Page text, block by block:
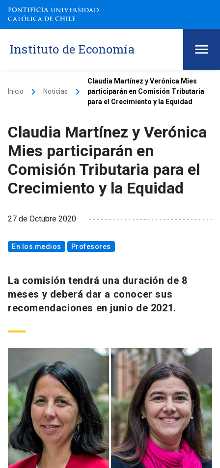
Instituto de Economía
Inicio keyboard_arrow_right Noticias keyboard_arrow_right
Claudia Martínez y Verónica Mies
participarán en Comisión Tributaria
para el Crecimiento y la Equidad
Claudia Martínez y Verónica
Mies participarán en
Comisión Tributaria para el
Crecimiento y la Equidad
27 de Octubre 2020
En los medios Profesores
La comisión tendrá una duración de 8
meses y deberá dar a conocer sus
recomendaciones en junio de 2021.